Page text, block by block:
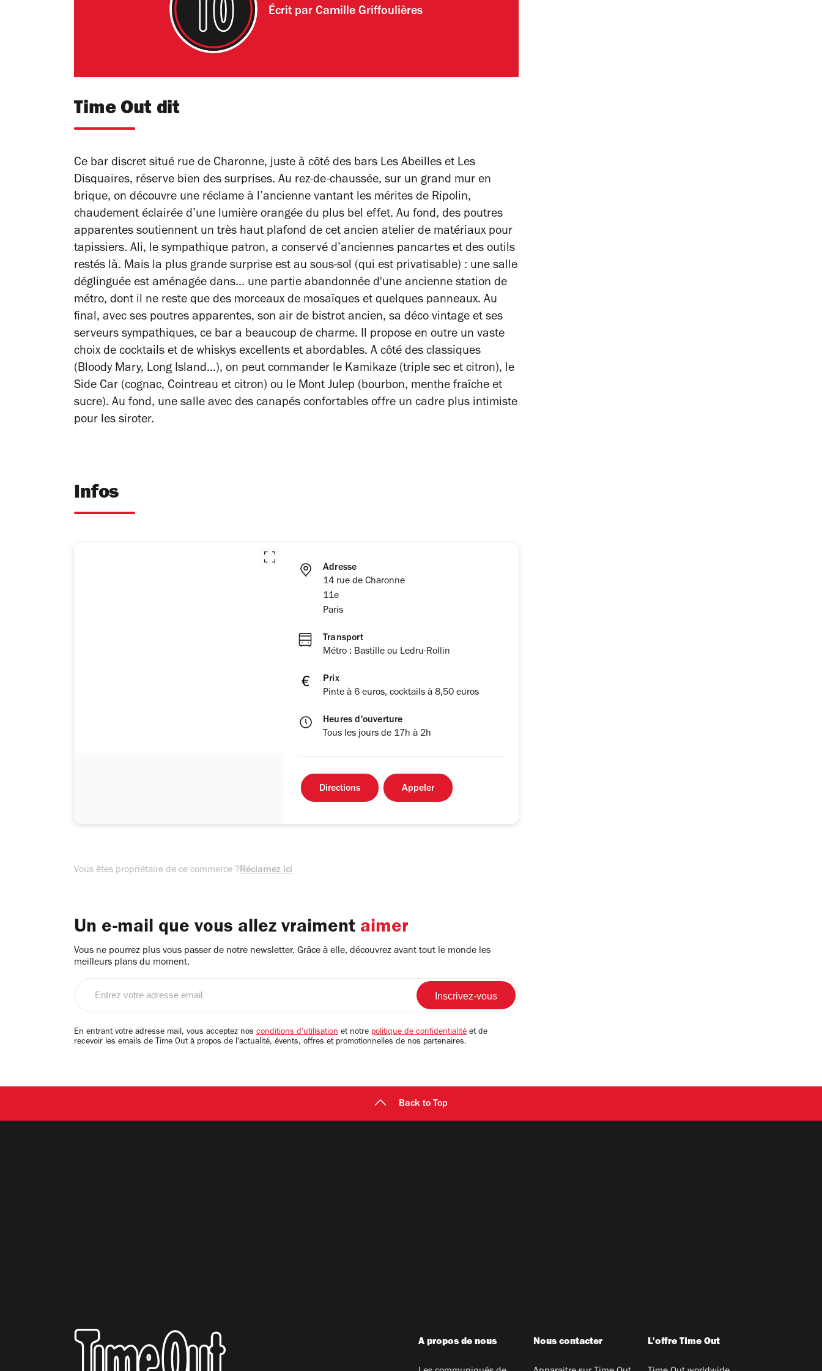
Écrit parCamille Griffoulières
Time Out dit
Ce bar discret situé rue de Charonne, juste à côté des bars Les Abeilles et Les
Disquaires, réserve bien des surprises. Au rez-de-chaussée, sur un grand mur en
brique, on découvre une réclame à l’ancienne vantant les mérites de Ripolin,
chaudement éclairée d’une lumière orangée du plus bel effet. Au fond, des poutres
apparentes soutiennent un très haut plafond de cet ancien atelier de matériaux pour
tapissiers. Ali, le sympathique patron, a conservé d’anciennes pancartes et des outils
restés là. Mais la plus grande surprise est au sous-sol (qui est privatisable) : une salle
déglinguée est aménagée dans... une partie abandonnée d'une ancienne station de
métro, dont il ne reste que des morceaux de mosaïques et quelques panneaux. Au
final, avec ses poutres apparentes, son air de bistrot ancien, sa déco vintage et ses
serveurs sympathiques, ce bar a beaucoup de charme. Il propose en outre un vaste
choix de cocktails et de whiskys excellents et abordables. A côté des classiques
(Bloody Mary, Long Island...), on peut commander le Kamikaze (triple sec et citron), le
Side Car (cognac, Cointreau et citron) ou le Mont Julep (bourbon, menthe fraîche et
sucre). Au fond, une salle avec des canapés confortables offre un cadre plus intimiste
pour les siroter.
Infos
Adresse
14 rue de Charonne
11e
Paris
Transport
Métro : Bastille ou Ledru-Rollin
Prix
Pinte à 6 euros, cocktails à 8,50 euros
Heures d'ouverture
Tous les jours de 17h à 2h
Directions Appeler
Vous êtes propriétaire de ce commerce ?Réclamez ici
Un e-mail que vous allez vraiment aimer
Vous ne pourrez plus vous passer de notre newsletter. Grâce à elle, découvrez avant tout le monde les
meilleurs plans du moment.
email
En entrant votre adresse mail, vous acceptez nos conditions d'utilisation et notre politique de confidentialité et de
recevoir les emails de Time Out à propos de l'actualité, évents, offres et promotionnelles de nos partenaires.
Back to Top
A propos de nous Nous contacter L'offre Time Out